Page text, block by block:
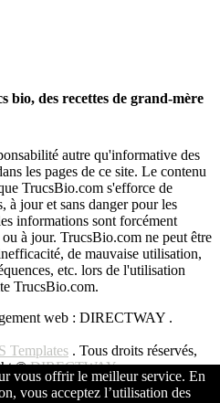
bio, des recettes de grand-mère
autre qu'informative des
les pages de ce site. Le contenu
TrucsBio.com s'efforce de
à jour et sans danger pour les
informations sont forcément
à jour. TrucsBio.com ne peut être
de mauvaise utilisation,
etc. lors de l'utilisation
TrucsBio.com.
web : DIRECTWAY .
Templates . Tous droits réservés,
©DIRECTWAY
-DIRECTWAY
vous offrir le meilleur service. En
vous acceptez l’utilisation des